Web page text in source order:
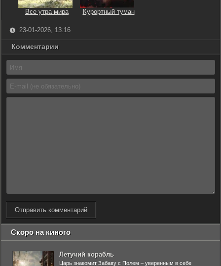
Все утра мира Курортный туман
23-01-2026, 13:16
Комментарии
Отправить комментарий
Скоро на киного
Летучий корабль
Царь знакомит Забаву с Полем – уверенным в себе